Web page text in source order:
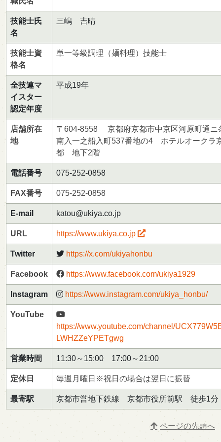
技能士氏
名
三嶋 吉晴
技能士資
格名
単一等級調理（麺料理）技能士
全技連マ
イスター
認定年度
平成19年
店舗所在
地
〒604-8558 京都府京都市中京区河原町通ニ
南入一之船入町537番地の4 ホテルオークラ
都 地下2階
電話番号 075-252-0858
FAX番号 075-252-0858
E-mail katou@ukiya.co.jp
URL https://www.ukiya.co.jp
Twitter https://x.com/ukiyahonbu
Facebook https://www.facebook.com/ukiya1929
Instagram https://www.instagram.com/ukiya_honbu/
YouTube
https://www.youtube.com/channel/
LWHZZeYPETgwg
営業時間 11:30～15:00 17:00～21:00
定休日 毎週月曜日※祝日の場合は翌日に振替
最寄駅 京都市営地下鉄線 京都市役所前駅 徒歩1分
ページの先頭へ